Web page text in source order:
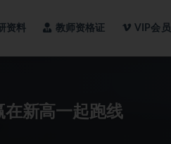
资料 教师资格证 VIP会员
在新高一起跑线